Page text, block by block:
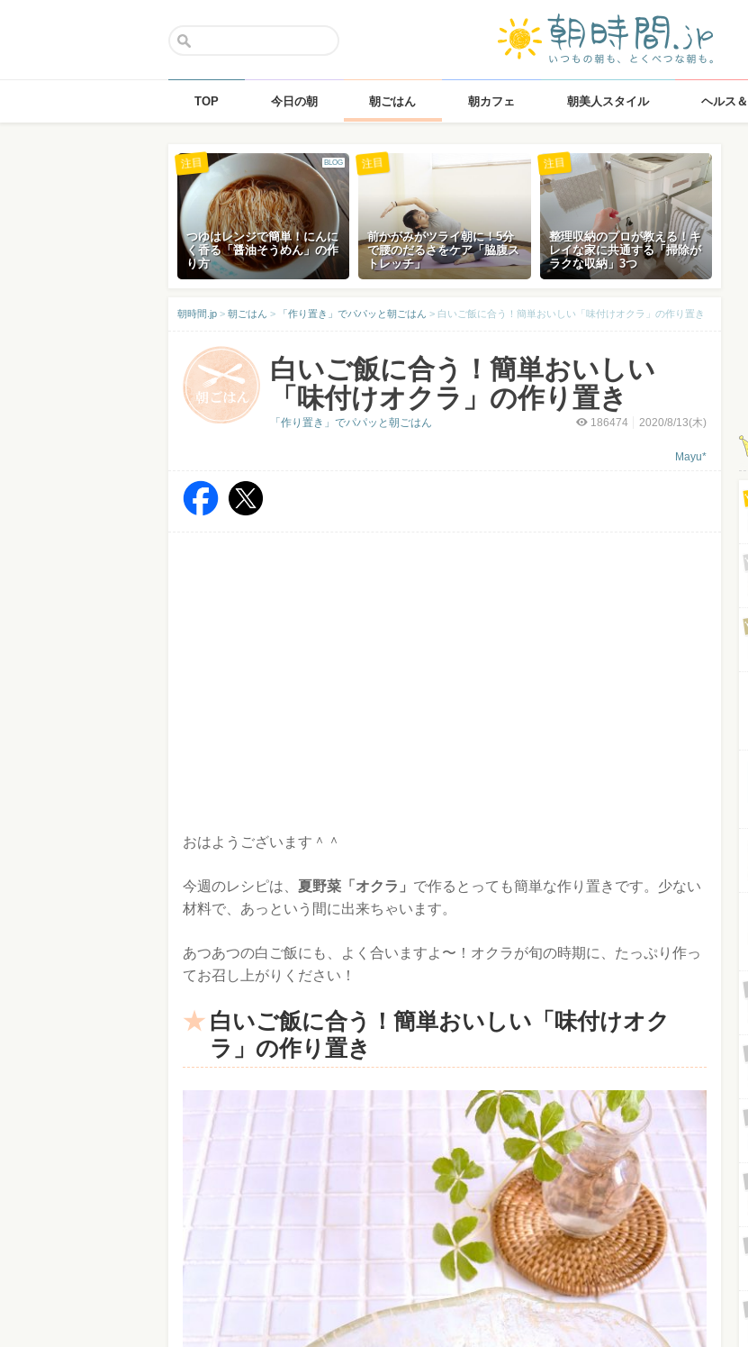
TOP 今日の朝 朝ごはん 朝カフェ 朝美人スタイル ヘルス
BLOG
つゆはレンジで簡単！にんに
く香る「醤油そうめん」の作
り方
注目
前かがみがツライ朝に！5分
で腰のだるさをケア「脇腹ス
トレッチ」
注目
整理収納のプロが教える！キ
レイな家に共通する「掃除が
ラクな収納」3つ
注目
朝時間.jp > 朝ごはん > 「作り置き」でパパッと朝ごはん > 白いご飯に合う！簡単おいしい「味付けオクラ」の作り置き
白いご飯に合う！簡単おいしい
「味付けオクラ」の作り置き
186474 2020/8/13(木)
Mayu*
「作り置き」でパパッと朝ごはん
おはようございます＾＾
今週のレシピは、 夏野菜「オクラ」 で作るとっても簡単な作り置きです。少ない
材料で、あっという間に出来ちゃいます。
あつあつの白ご飯にも、よく合いますよ〜！オクラが旬の時期に、たっぷり作っ
てお召し上がりください！
白いご飯に合う！簡単おいしい「味付けオク
ラ」の作り置き